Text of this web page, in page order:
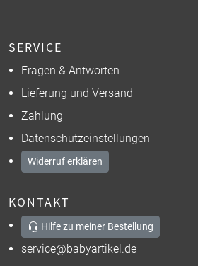
SERVICE
Fragen & Antworten
Lieferung und Versand
Zahlung
Datenschutzeinstellungen
Widerruf erklären
KONTAKT
Hilfe zu meiner Bestellung
service@babyartikel.de